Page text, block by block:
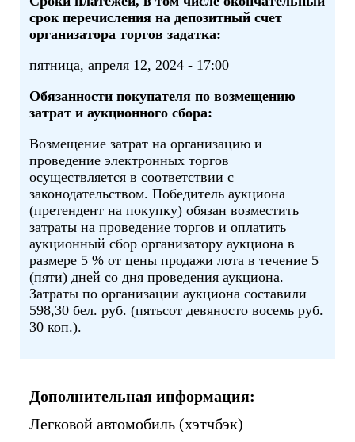
срок перечисления на депозитный счет
организатора торгов задатка:
пятница, апреля 12, 2024 - 17:00
Обязанности покупателя по возмещению
затрат и аукционного сбора:
Возмещение затрат на организацию и
проведение электронных торгов
осуществляется в соответствии с
законодательством. Победитель аукциона
(претендент на покупку) обязан возместить
затраты на проведение торгов и оплатить
аукционный сбор организатору аукциона в
размере 5 % от цены продажи лота в течение 5
(пяти) дней со дня проведения аукциона.
Затраты по организации аукциона составили
598,30 бел. руб. (пятьсот девяносто восемь руб.
30 коп.).
Дополнительная информация:
Легковой автомобиль (хэтчбэк)